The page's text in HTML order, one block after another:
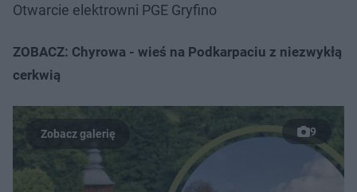
Otwarcie elektrowni PGE Gryfino
ZOBACZ: Chyrowa - wieś na Podkarpaciu z niezwykłą
cerkwią
9